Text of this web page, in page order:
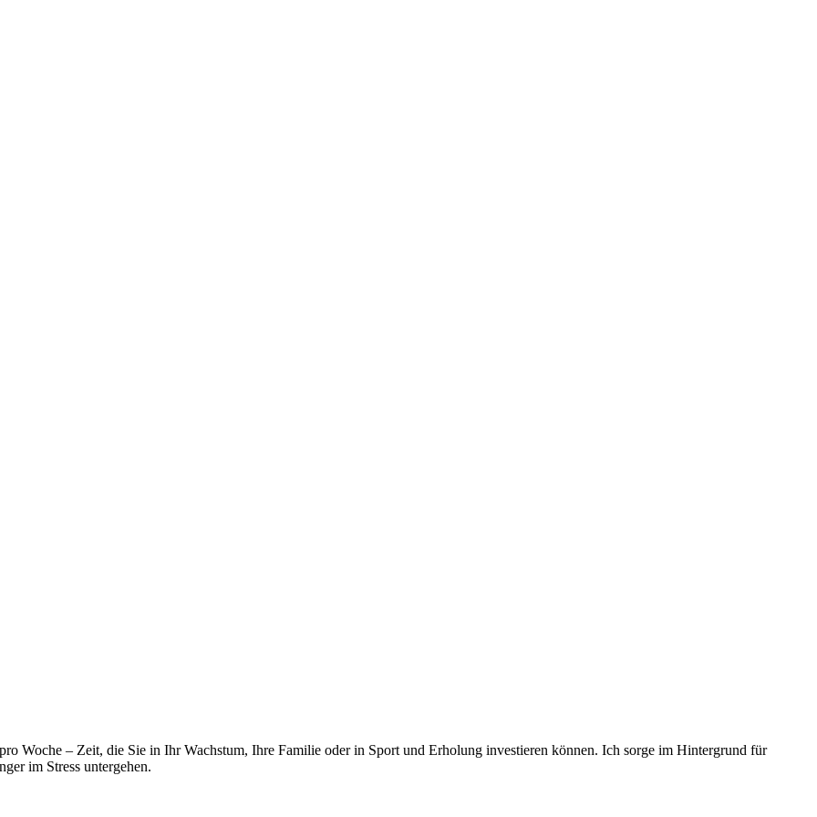
Woche – Zeit, die Sie in Ihr Wachstum, Ihre Familie oder in Sport und Erholung investieren können. Ich sorge im Hintergrund für
im Stress untergehen.